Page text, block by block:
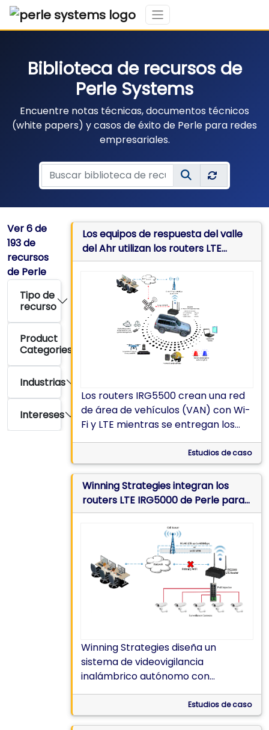
Biblioteca de recursos de
Perle Systems
Encuentre notas técnicas, documentos técnicos
(white papers) y casos de éxito de Perle para redes
empresariales.
Ver6de
193 de
recursos
de Perle
Tipo de
recurso
Product
Categories
Industrias
Intereses
Los equipos de respuesta del valle
del Ahr utilizan los routers LTE
IRG5500 de Perle
Los routers IRG5500 crean una red
de área de vehículos (VAN) con Wi-
Fi y LTE mientras se entregan los
suministros durante la respuesta a
las inundaciones y las tareas de
recuperación en las zonas de
catástrofe
Estudios de caso
Winning Strategies integran los
routers LTE IRG5000 de Perle para
proveen cobertura LTE de
conmutación por error cuando el
WiFi no está disponible
Winning Strategies diseña un
sistema de videovigilancia
inalámbrico autónomo con
múltiples fuentes de alimentación
que aprovecha el consumo de
alimentación ultrabajo del IRG5000
Estudios de caso